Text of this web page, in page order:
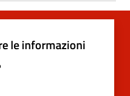
le informazioni